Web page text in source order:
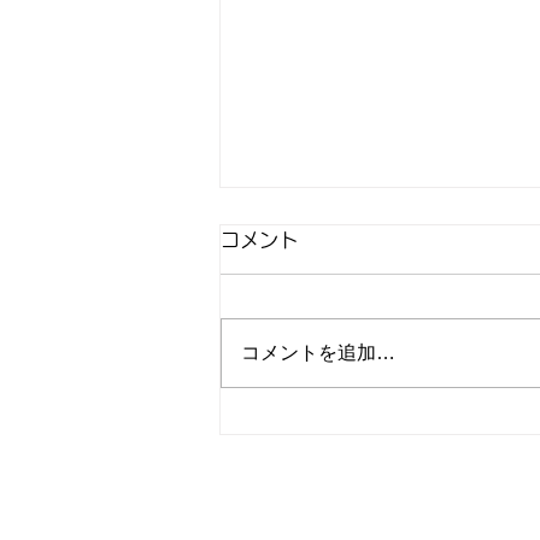
コメント
コメントを追加…